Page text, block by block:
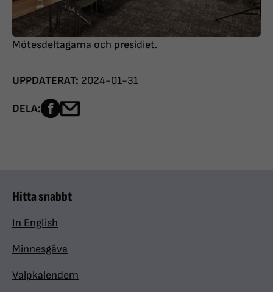
Mötesdeltagarna och presidiet.
UPPDATERAT: 2024-01-31
DELA: Dela sidan på Facebook
Hitta snabbt
In English
Minnesgåva
Valpkalendern